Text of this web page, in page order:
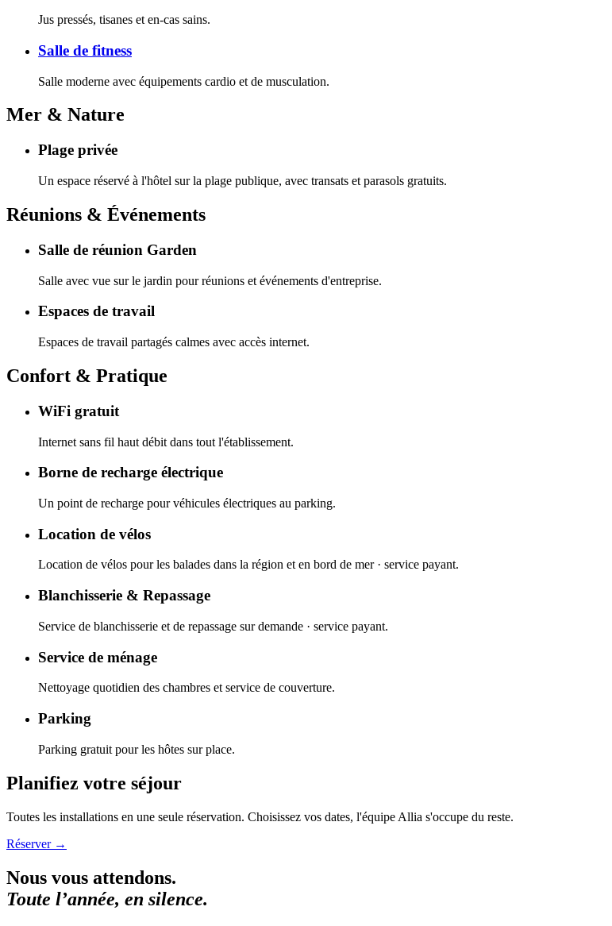
Jus pressés, tisanes et en-cas sains.
Salle de fitness
Salle moderne avec équipements cardio et de musculation.
Mer & Nature
Plage privée
Un espace réservé à l'hôtel sur la plage publique, avec transats et parasols gratuits.
Réunions & Événements
Salle de réunion Garden
Salle avec vue sur le jardin pour réunions et événements d'entreprise.
Espaces de travail
Espaces de travail partagés calmes avec accès internet.
Confort & Pratique
WiFi gratuit
Internet sans fil haut débit dans tout l'établissement.
Borne de recharge électrique
Un point de recharge pour véhicules électriques au parking.
Location de vélos
Location de vélos pour les balades dans la région et en bord de mer · service payant.
Blanchisserie & Repassage
Service de blanchisserie et de repassage sur demande · service payant.
Service de ménage
Nettoyage quotidien des chambres et service de couverture.
Parking
Parking gratuit pour les hôtes sur place.
Planifiez votre séjour
Toutes les installations en une seule réservation. Choisissez vos dates, l'équipe Allia s'occupe du reste.
Réserver →
Nous vous attendons.
Toute l’année, en silence.